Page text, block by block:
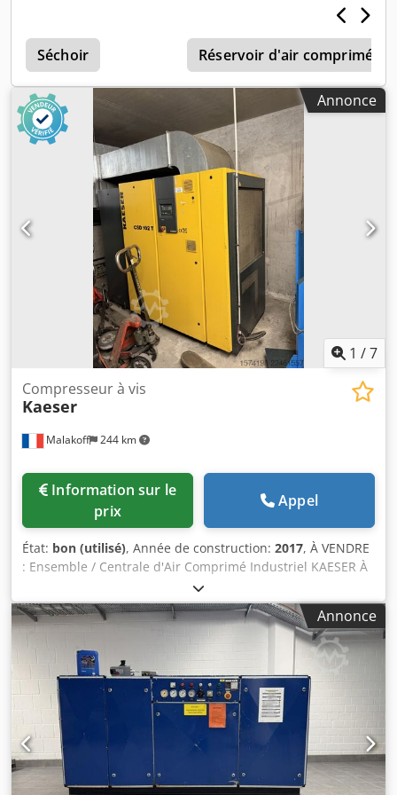
Équipement et dimensions Réservoir d’air comprimé :
270 litres (monté sous le châssis) Codpozrtr Usfx Akisrf
Sécheur frigorifique : intégré (fluide frigorigène
respectueux de l’environnement) Niveau de pression
acoustique : environ 63 à 66 dB(A) (fonctionnement
silencieux) Dimensions (L x l x H) : environ 630 x 762 x
1100 mm Poids : environ 220 à 240 kg (varie légèrement
selon le modèle) Raccordement électrique : 400 V /
3 phases / 50 Hz
Séchoir Réservoir d'air comprimé
Annonce
1 /7
Malakoff 244 km
Compresseur à vis
Kaeser
prix
Appel
État: bon (utilisé), Année de construction: 2017, À VENDRE
: Ensemble / Centrale d'Air Comprimé Industriel KAESER À
vendre, installation complète d'air comprimé haute
performance de la marque KAESER, idéale pour ateliers,
usines ou applications industrielles exigeantes. Matériel
de qualité allemande, fiable et suivi. DÉTAIL DU MATÉRIEL
(3 ÉQUIPEMENTS PRINCIPAUX) : 1. Compresseur à vis avec
variateur de vitesse — KAESER CSDX 165 SFC Marque /
Modèle : Kaeser CSDX 165 SFC (Sigma Profile) Année de
fabrication : 2017 Puissance nominale : 90,0 kW Pression
de service max. : 8,5 bar Vitesse moteur : 2980 tr/min Série
/ N° d'article : 3111 / CSDX.4 Spécificité : Équipé d'un
variateur de vitesse (SFC) pour une gestion optimisée de la
consommation d'énergie selon la demande en air.
Annonce